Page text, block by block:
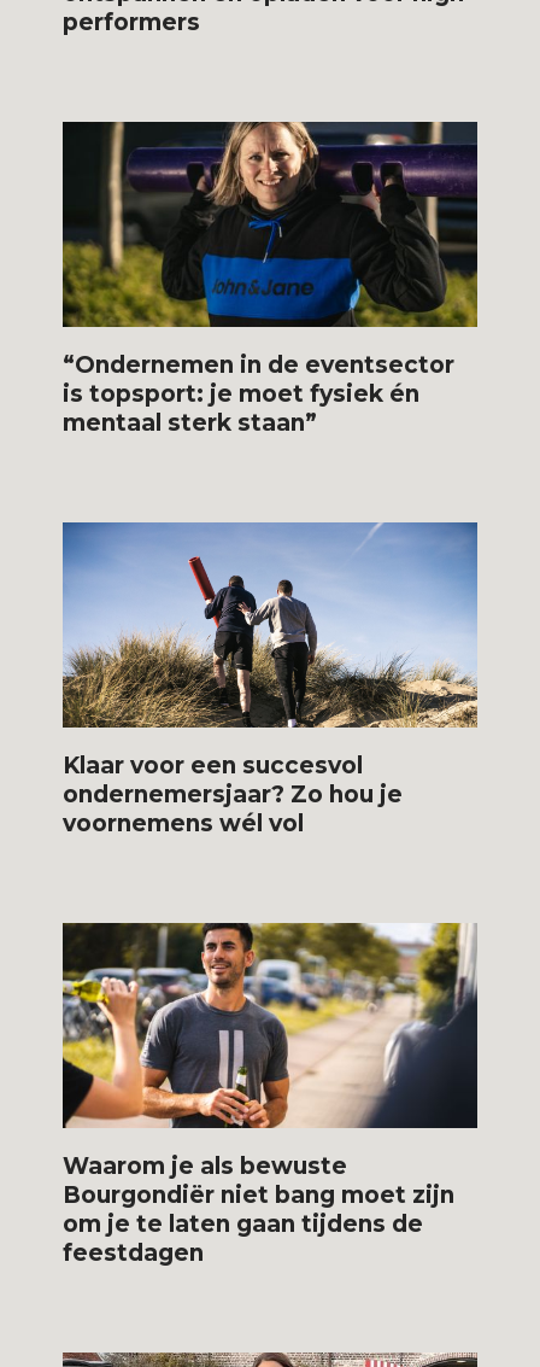
performers
“Ondernemen in de eventsector
is topsport: je moet fysiek én
mentaal sterk staan”
Klaar voor een succesvol
ondernemersjaar? Zo hou je
voornemens wél vol
Waarom je als bewuste
Bourgondiër niet bang moet zijn
om je te laten gaan tijdens de
feestdagen